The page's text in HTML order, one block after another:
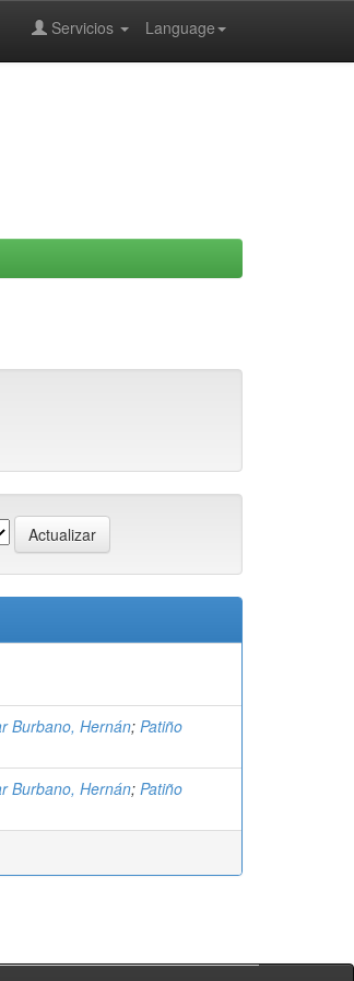
Language
Servicios
Burbano, Hernán; Patiño
Burbano, Hernán; Patiño